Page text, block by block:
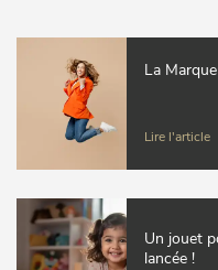
La
Lire l'article
Un jouet
lancée !